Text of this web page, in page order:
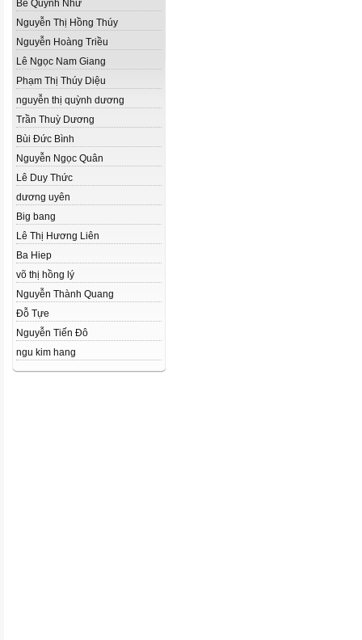
Bế Quỳnh Như
Nguyễn Thị Hồng Thúy
Nguyễn Hoàng Triều
Lê Ngọc Nam Giang
Phạm Thị Thúy Diệu
nguyễn thị quỳnh dương
Trần Thuỳ Dương
Bùi Đức Bình
Nguyễn Ngọc Quân
Lê Duy Thức
dương uyên
Big bang
Lê Thị Hương Liên
Ba Hiep
võ thị hồng lý
Nguyễn Thành Quang
Đỗ Tựe
Nguyễn Tiến Đô
ngu kim hang